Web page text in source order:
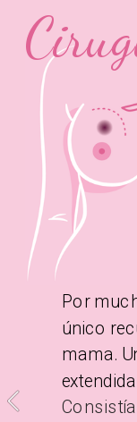
Por
único
mama.